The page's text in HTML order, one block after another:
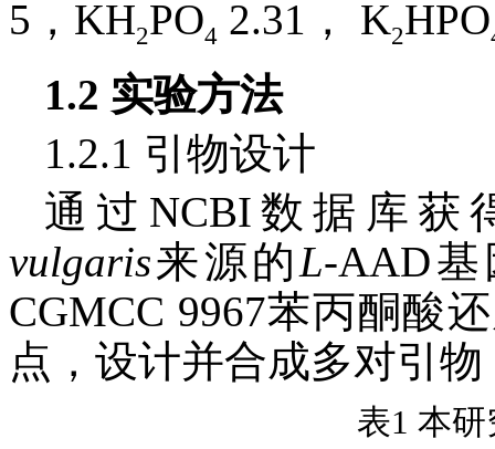
5，KH2PO4 2.31， K2HPO
1.2 实验方法
1.2.1 引物设计
通过NCBI数据库
vulgaris来源的L-AAD
CGMCC 9967苯丙酮酸
点，设计并合成多对引
表1 本